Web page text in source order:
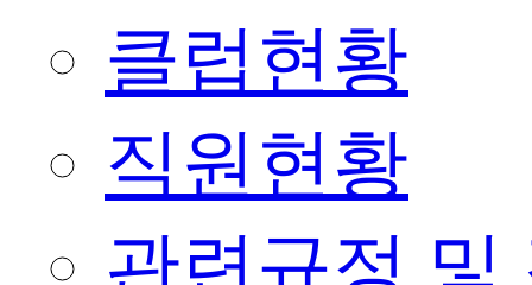
클럽현황
직원현황
관련규정 및